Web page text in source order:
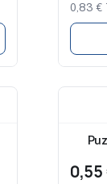
0,83 €
0,55